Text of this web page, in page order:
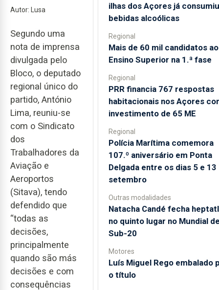
Autor: Lusa
Segundo uma
nota de imprensa
divulgada pelo
Bloco, o deputado
regional único do
partido, António
Lima, reuniu-se
com o Sindicato
dos
Trabalhadores da
Aviação e
Aeroportos
(Sitava), tendo
defendido que
“todas as
decisões,
principalmente
quando são más
decisões e com
consequências
ilhas dos Açores já consumiu
bebidas alcoólicas
Regional
Mais de 60 mil candidatos ao
Ensino Superior na 1.ª fase
Regional
PRR financia 767 respostas
habitacionais nos Açores
investimento de 65 ME
Regional
Polícia Marítima comemora
107.º aniversário em Ponta
Delgada entre os dias 5 e 13
setembro
Outras modalidades
Natacha Candé fecha
no quinto lugar no Mundial
Sub-20
Motores
Luís Miguel Rego embalado
o título